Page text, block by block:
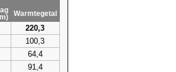
Warmtegetal
220,3
100,3
64,4
91,4